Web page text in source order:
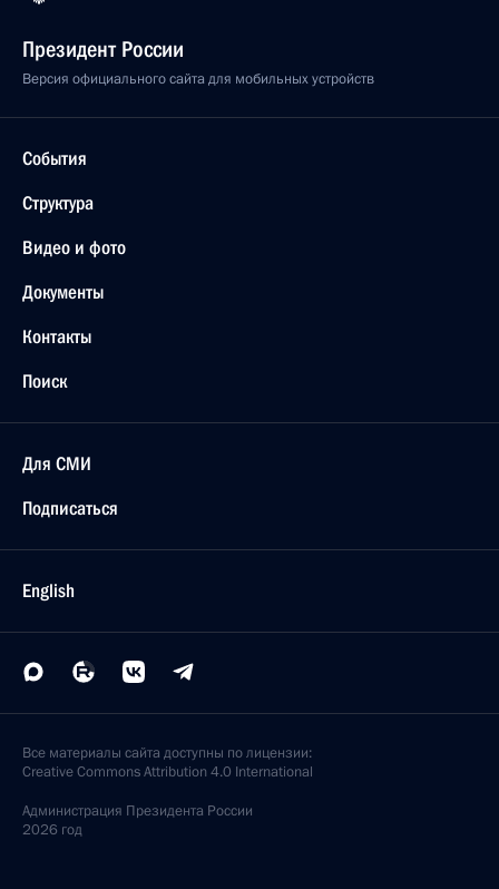
Президент России
Версия официального сайта для мобильных устройств
События
Структура
Видео и фото
Документы
Контакты
Поиск
Для СМИ
Подписаться
English
Все материалы сайта доступны по лицензии:
Creative Commons Attribution 4.0 International
Администрация Президента России
2026 год